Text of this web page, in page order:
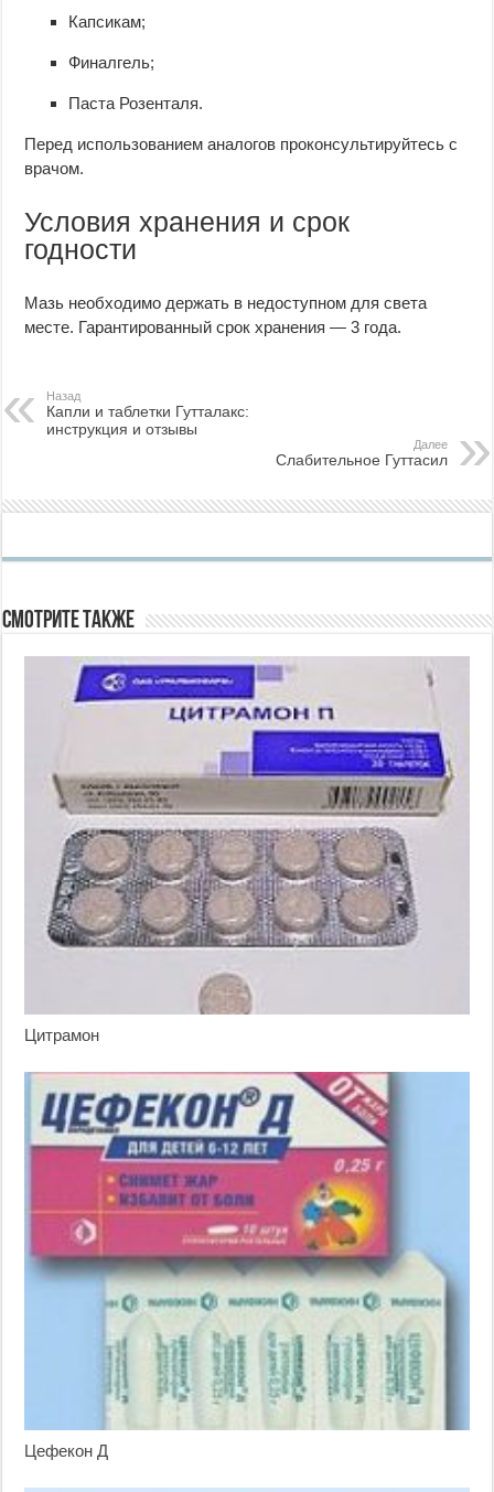
Капсикам;
Финалгель;
Паста Розенталя.
Перед использованием аналогов проконсультируйтесь с
врачом.
Условия хранения и срок
годности
Мазь необходимо держать в недоступном для света
месте. Гарантированный срок хранения — 3 года.
Назад
Капли и таблетки Гутталакс:
инструкция и отзывы
Далее
Слабительное Гуттасил
Смотрите также
Цитрамон
Цефекон Д